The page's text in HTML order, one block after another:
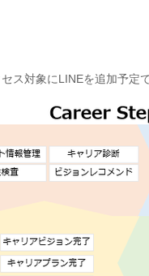
ス対象にLINEを追加予定で